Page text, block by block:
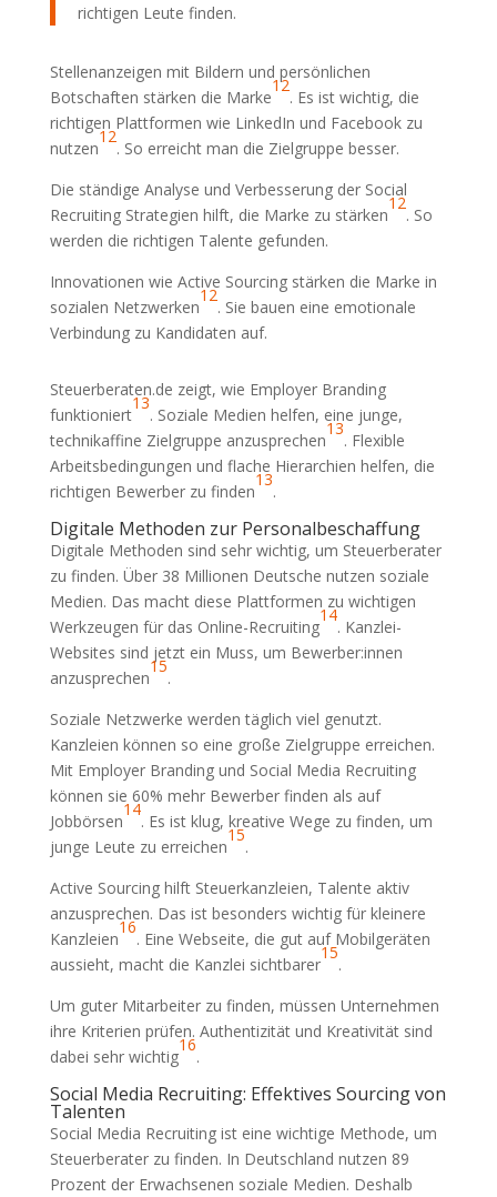
richtigen Leute finden.
Stellenanzeigen mit Bildern und persönlichen
Botschaften stärken die Marke
12
. Es ist wichtig, die
richtigen Plattformen wie LinkedIn und Facebook zu
nutzen
12
. So erreicht man die Zielgruppe besser.
Die ständige Analyse und Verbesserung der Social
Recruiting Strategien hilft, die Marke zu stärken
12
. So
werden die richtigen Talente gefunden.
Innovationen wie Active Sourcing stärken die Marke in
sozialen Netzwerken
12
. Sie bauen eine emotionale
Verbindung zu Kandidaten auf.
Steuerberaten.de zeigt, wie Employer Branding
funktioniert
13
. Soziale Medien helfen, eine junge,
technikaffine Zielgruppe anzusprechen
13
. Flexible
Arbeitsbedingungen und flache Hierarchien helfen, die
richtigen Bewerber zu finden
13
.
Digitale Methoden zur Personalbeschaffung
Digitale Methoden sind sehr wichtig, um Steuerberater
zu finden. Über 38 Millionen Deutsche nutzen soziale
Medien. Das macht diese Plattformen zu wichtigen
Werkzeugen für das Online-Recruiting
14
. Kanzlei-
Websites sind jetzt ein Muss, um Bewerber:innen
anzusprechen
15
.
Soziale Netzwerke werden täglich viel genutzt.
Kanzleien können so eine große Zielgruppe erreichen.
Mit Employer Branding und Social Media Recruiting
können sie 60% mehr Bewerber finden als auf
Jobbörsen
14
. Es ist klug, kreative Wege zu finden, um
junge Leute zu erreichen
15
.
Active Sourcing hilft Steuerkanzleien, Talente aktiv
anzusprechen. Das ist besonders wichtig für kleinere
Kanzleien
16
. Eine Webseite, die gut auf Mobilgeräten
aussieht, macht die Kanzlei sichtbarer
15
.
Um guter Mitarbeiter zu finden, müssen Unternehmen
ihre Kriterien prüfen. Authentizität und Kreativität sind
dabei sehr wichtig
16
.
Social Media Recruiting: Effektives Sourcing von
Talenten
Social Media Recruiting ist eine wichtige Methode, um
Steuerberater zu finden. In Deutschland nutzen 89
Prozent der Erwachsenen soziale Medien. Deshalb